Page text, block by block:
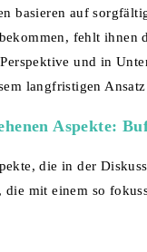
basieren auf
fehlt ihnen
und in
langfristigen
Aspekte:
die in der
die mit einem so